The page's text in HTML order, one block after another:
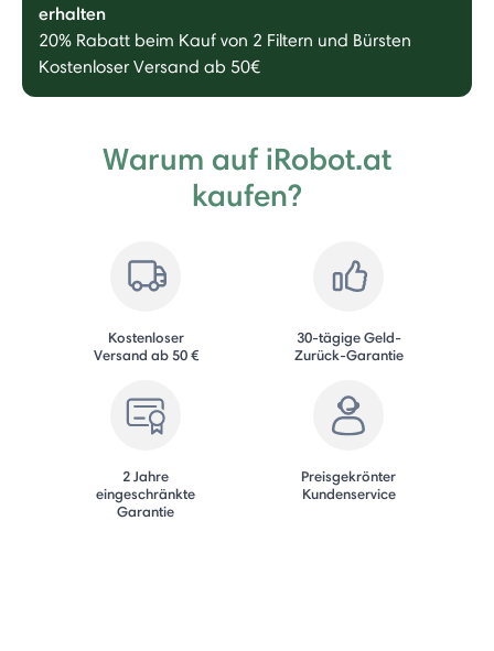
erhalten
20% Rabatt beim Kauf von 2 Filtern und Bürsten
Kostenloser Versand ab 50€
Warum auf iRobot.at
kaufen?
Kostenloser
Versand ab 50 €
30-tägige Geld-
Zurück-Garantie
2 Jahre
eingeschränkte
Garantie
Preisgekrönter
Kundenservice